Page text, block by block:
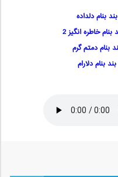
بنام دلداده
خاطره انگیز 2
بنام دمتم گرم
بنام دلارام